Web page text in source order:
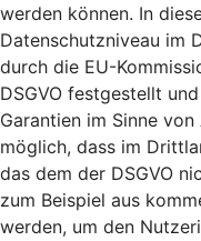
werden können. In
Datenschutzniveau im
durch die EU-
DSGVO festgestellt
Garantien im Sinne
möglich, dass im
das dem der DSGVO
zum Beispiel aus
werden, um den